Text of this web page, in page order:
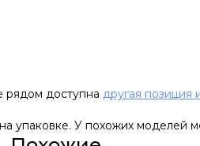
рядом доступна другая позиция
У похожих моделей